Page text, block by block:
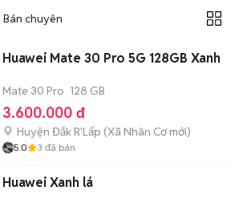
Bán chuyên
Huawei Mate 30 Pro 5G 128GB Xanh
Mate 30 Pro 128 GB
3.600.000 đ
Huyện Đắk R'Lấp (Xã Nhân Cơmới)
5.0 3 đã bán
Huawei Xanh lá